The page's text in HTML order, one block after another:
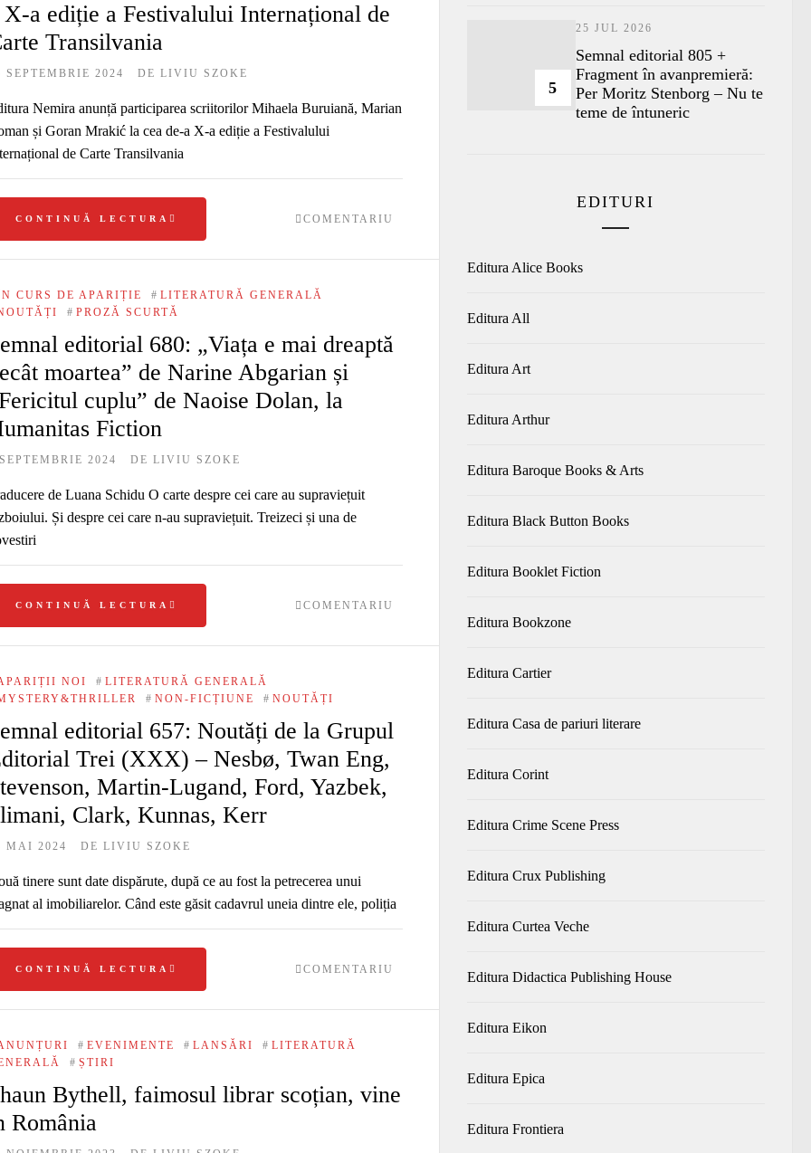
X-a ediție a Festivalului Internațional de
Transilvania
SEPTEMBRIE 2024 DE LIVIU SZOKE
Nemira anunță participarea scriitorilor Mihaela Buruiană, Marian
și Goran Mrakić la cea de-a X-a ediție a Festivalului
de Carte Transilvania
CONTINUĂ LECTURA COMENTARIU
CURS DE APARIȚIE # LITERATURĂ GENERALĂ
# PROZĂ SCURTĂ
editorial 680: „Viața e mai dreaptă
moartea” de Narine Abgarian și
cuplu” de Naoise Dolan, la
Fiction
2024 DE LIVIU SZOKE
de Luana Schidu O carte despre cei care au supraviețuit
Și despre cei care n-au supraviețuit. Treizeci și una de
CONTINUĂ LECTURA COMENTARIU
NOI # LITERATURĂ GENERALĂ
# NON-FICȚIUNE # NOUTĂȚI
editorial 657: Noutăți de la Grupul
Trei (XXX) – Nesbø, Twan Eng,
Martin-Lugand, Ford, Yazbek,
Clark, Kunnas, Kerr
MAI 2024 DE LIVIU SZOKE
tinere sunt date dispărute, după ce au fost la petrecerea unui
al imobiliarelor. Când este găsit cadavrul uneia dintre ele, poliția
CONTINUĂ LECTURA COMENTARIU
# EVENIMENTE # LANSĂRI # LITERATURĂ
# ȘTIRI
Bythell, faimosul librar scoțian, vine
România
5
25 JUL 2026
Semnal editorial 805 +
Fragment în avanpremieră:
Per Moritz Stenborg – Nu te
teme de întuneric
EDITURI
Editura Alice Books
Editura All
Editura Art
Editura Arthur
Editura Baroque Books & Arts
Editura Black Button Books
Editura Booklet Fiction
Editura Bookzone
Editura Cartier
Editura Casa de pariuri literare
Editura Corint
Editura Crime Scene Press
Editura Crux Publishing
Editura Curtea Veche
Editura Didactica Publishing House
Editura Eikon
Editura Epica
Editura Frontiera